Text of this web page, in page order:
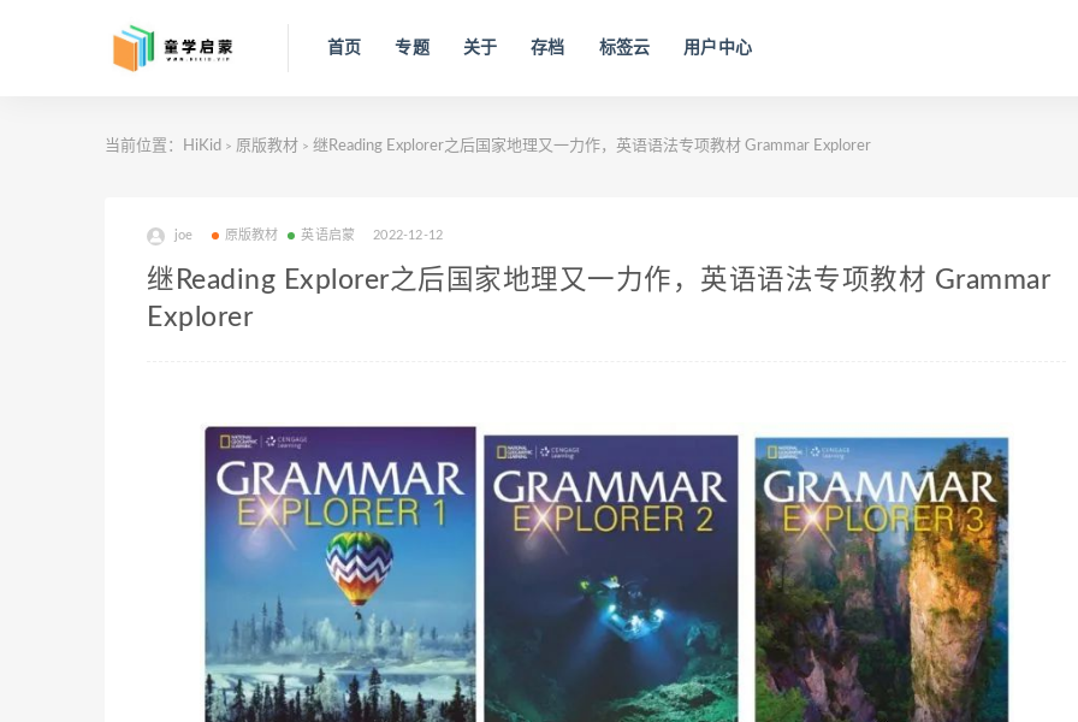
首页 专题 关于 存档 标签云 用户中心
当前位置： HiKid > 原版教材 > 继Reading Explorer之后国家地理又一力作，英语语法专项教材 Grammar Explorer
joe 原版教材 英语启蒙 2022-12-12
继Reading Explorer之后国家地理又一力作，英语语法专项教材 Grammar
Explorer